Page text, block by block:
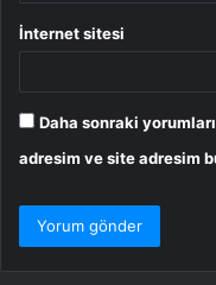
İnternet sitesi
Daha sonraki
adresim ve site adresim